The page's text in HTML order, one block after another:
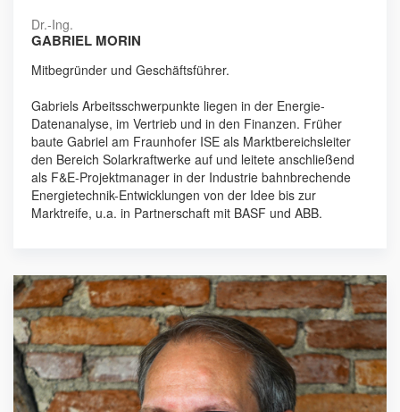
Dr.-Ing.
GABRIEL MORIN
Mitbegründer und Geschäftsführer.
Gabriels Arbeitsschwerpunkte liegen in der Energie-
Datenanalyse, im Vertrieb und in den Finanzen. Früher
baute Gabriel am Fraunhofer ISE als Marktbereichsleiter
den Bereich Solarkraftwerke auf und leitete anschließend
als F&E-Projektmanager in der Industrie bahnbrechende
Energietechnik-Entwicklungen von der Idee bis zur
Marktreife, u.a. in Partnerschaft mit BASF und ABB.